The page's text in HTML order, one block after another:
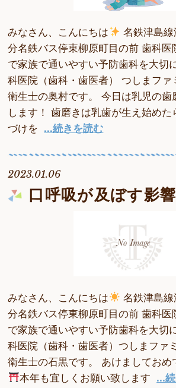
みなさん、こんにちは
名鉄津島
分名鉄バス停東柳原町目の前 歯科医
で家族で通いやすい予防歯科を大切
科医院（歯科・歯医者） つしまフ
衛生士の奥村です。 今日は乳児の
します！ 歯磨きは乳歯が生え始め
づけを ...続きを読む
2023.01.06
口呼吸が及ぼす影
みなさん、こんにちは
名鉄津島
分名鉄バス停東柳原町目の前 歯科医
で家族で通いやすい予防歯科を大切
科医院（歯科・歯医者）つしまファ
衛生士の石黒です。 あけましておめ
本年も宜しくお願い致します ...